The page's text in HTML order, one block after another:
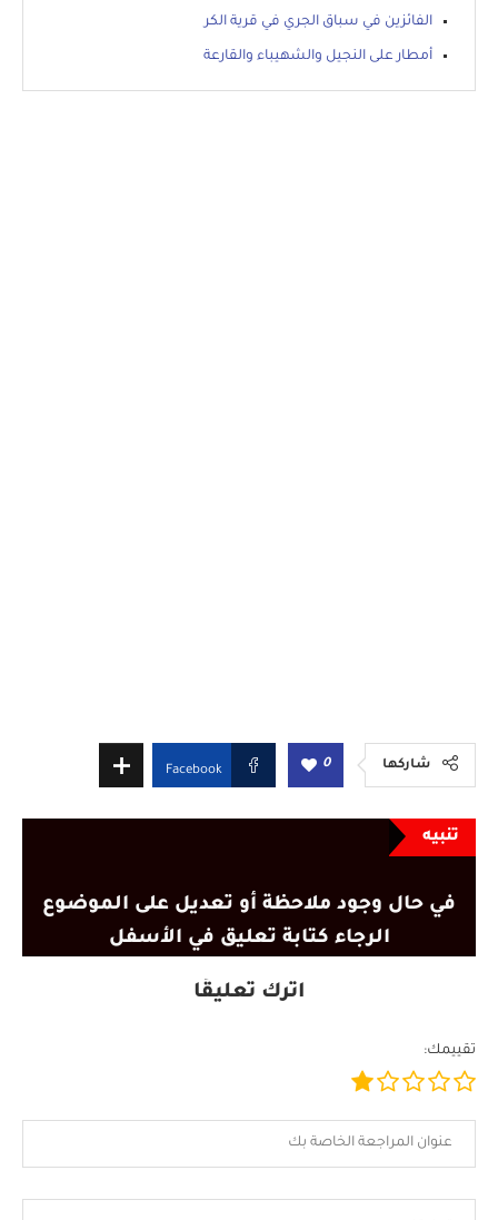
الفائزين في سباق الجري في قرية الكر
أمطار على النجيل والشهيباء والقارعة
شاركها 0
Facebook
تنبيه
في حال وجود ملاحظة أو تعديل على الموضوع
الرجاء كتابة تعليق في الأسفل
اترك تعليقًا
تقييمك: